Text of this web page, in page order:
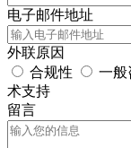
电子邮件地址
外联原因
合规性
一般
术支持
留言